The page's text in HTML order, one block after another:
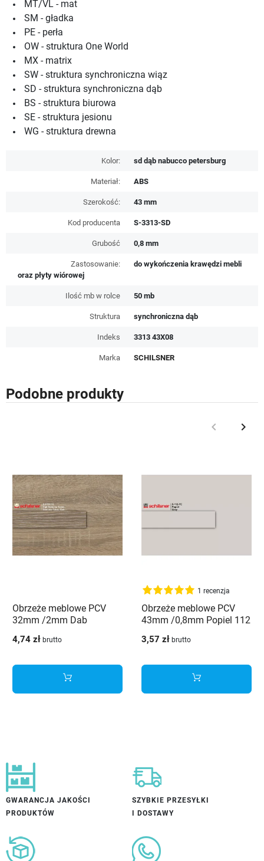
MT/VL - mat
SM - gładka
PE - perła
OW - struktura One World
MX - matrix
SW - struktura synchroniczna wiąz
SD - struktura synchroniczna dąb
BS - struktura biurowa
SE - struktura jesionu
WG - struktura drewna
Kolor: sd dąb nabucco petersburg
Materiał: ABS
Szerokość: 43 mm
Kod producenta S-3313-SD
Grubość 0,8 mm
Zastosowanie:
do wykończenia krawędzi mebli
oraz płyty wiórowej
Ilość mb w rolce 50 mb
Struktura synchroniczna dąb
Indeks 3313 43X08
Marka SCHILSNER
Podobne produkty
Poprzedni
keyboard_arrow_left keyboard_arrow_right
Obrzeże meblowe PCV
32mm /2mm Dab
Schilsner
4,74 zł brutto
1 recenzja
Obrzeże meblowe PCV
43mm /0,8mm Popiel 112
3,57 zł brutto
GWARANCJA JAKOŚCI
PRODUKTÓW
SZYBKIE PRZESYŁKI
I DOSTAWY